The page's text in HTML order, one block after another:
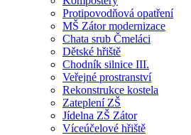
Protipovodňová opatření
MŠ Zátor modernizace
Chata srub Čmeláci
Dětské hřiště
Chodník silnice III.
Veřejné prostranství
Rekonstrukce kostela
Zateplení ZŠ
Jídelna ZŠ Zátor
Víceúčelové hřiště